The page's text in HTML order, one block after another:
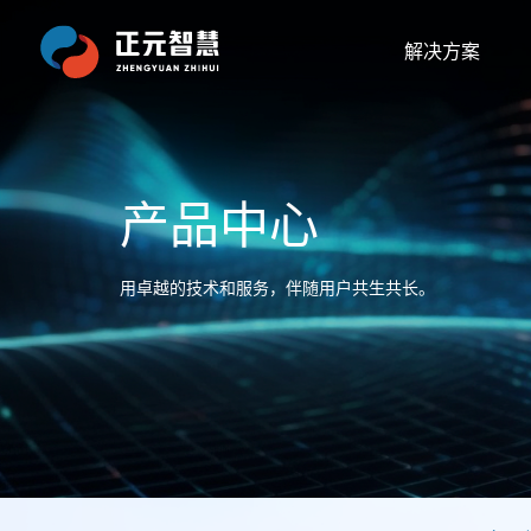
解决方案
产品中心
用卓越的技术和服务，伴随用户共生共长。